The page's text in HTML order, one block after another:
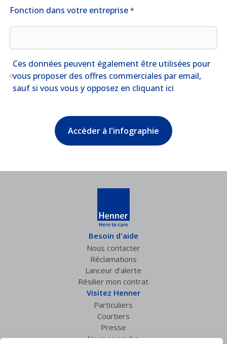
ASSURÉ
ESPACE RH GARANTIE OBSÈQUES
Fonction dans votre entreprise *
RGPD
Ces données peuvent également être utilisées pour
vous proposer des offres commerciales par email,
sauf si vous vous y opposez en cliquant ici
Besoin d'aide
Nous contacter
Réclamations
Lanceur d’alerte
Résilier mon contrat
Visitez Henner
Particuliers
Courtiers
Presse
Nous rejoindre